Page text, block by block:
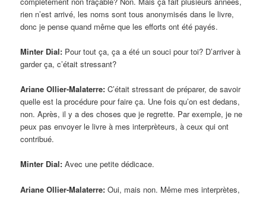
rien n’est arrivé, les noms sont tous anonymisés dans le livre,
donc je pense quand même que les efforts ont été payés.
Minter Dial: Pour tout ça, ça a été un souci pour toi? D’arriver à
garder ça, c’était stressant?
Ariane Ollier-Malaterre:C’était stressant de préparer, de savoir
quelle est la procédure pour faire ça. Une fois qu’on est dedans,
non. Après, il y a des choses que je regrette. Par exemple, je ne
peux pas envoyer le livre à mes interprèteurs, à ceux qui ont
contribué.
Minter Dial:Avec une petite dédicace.
Ariane Ollier-Malaterre:Oui, mais non. Même mes interprètes,